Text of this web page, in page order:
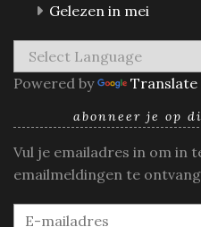
Gelezen in mei
Powered by Translate
abonneer je op
Vul je emailadres in om in
emailmeldingen te
E-